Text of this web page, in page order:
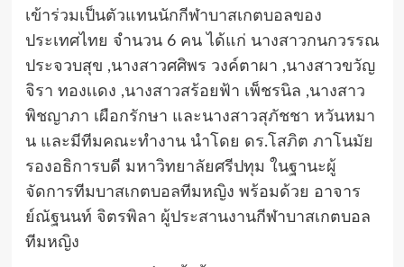
เข้าร่วมเป็นตัวแทนนักกีฬาบาสเกตบอลของ
ประเทศไทย จำนวน 6 คน ได้แก่ นางสาวกนกวรรณ
ประจวบสุข ,นางสาวศศิพร วงค์ตาผา ,นางสาวขวัญ
จิรา ทองเเดง ,นางสาวสร้อยฟ้า เพ็ชรนิล ,นางสาว
พิชญาภา เผือกรักษา และนางสาวสุภัชชา หวันหมา
น และมีทีมคณะทำงาน นำโดย ดร.โสภิต ภาโนมัย
รองอธิการบดี มหาวิทยาลัยศรีปทุม ในฐานะผู้
จัดการทีมบาสเกตบอลทีมหญิง พร้อมด้วย อาจาร
ย์ณัฐนนท์ จิตรพิลา ผู้ประสานงานกีฬาบาสเกตบอล
ทีมหญิง